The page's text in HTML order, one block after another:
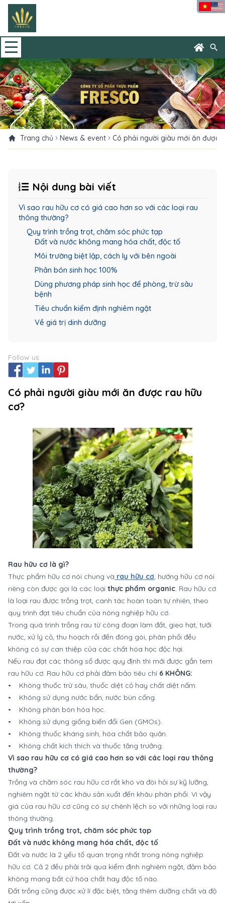
search
Trang chủ News & event Có phải người giàu mới ăn được
Nội dung bài viết
Vì sao rau hữu cơ có giá cao hơn so với các loại rau
thông thường?
Quy trình trồng trọt, chăm sóc phức tạp
Đất và nước không mang hóa chất, độc tố
Môi trường biệt lập, cách ly với bên ngoài
Phân bón sinh học 100%
Dùng phương pháp sinh học để phòng, trừ sâu
bệnh
Tiêu chuẩn kiểm định nghiêm ngặt
Về giá trị dinh dưỡng
Follow us
Có phải người giàu mới ăn được rau hữu
cơ?
Rau hữu cơ là gì?
Thực phẩm hữu cơ nói chung và rau hữu cơ, hướng hữu cơ nói
riêng còn được gọi là các loại thực phẩm organic. Rau hữu cơ
là loại rau được trồng trọt, canh tác hoàn toàn tự nhiên, theo
quy trình đạt tiêu chuẩn của nông nghiệp hữu cơ.
Trong quá trình trồng rau từ công đoạn làm đất, gieo hạt, tưới
nước, xử lý cỏ, thu hoạch rồi đến đóng gói, phân phối đều
không có sự can thiệp của các chất hóa học độc hại.
Nếu rau đạt các thông số được quy định thì mới được gắn tem
rau hữu cơ. Rau hữu cơ phải đảm bảo tiêu chí 6 KHÔNG:
• Không thuốc trừ sâu, thuốc diệt cỏ hay chất diệt nấm.
• Không sử dụng nước bẩn, nước bùn cống.
• Không phân bón hóa học.
• Không sử dụng giống biến đổi Gen (GMOs).
• Không thuốc kháng sinh, hóa chất bảo quản.
• Không chất kích thích và thuốc tăng trưởng.
Vì sao rau hữu cơ có giá cao hơn so với các loại rau thông
thường?
Trồng và chăm sóc rau hữu cơ rất khó và đòi hỏi sự kỹ lưỡng,
nghiêm ngặt từ các khâu sản xuất đến khâu phân phối. Vì vậy
giá của rau hữu cơ cũng có sự chênh lệch so với những loại rau
thông thường.
Quy trình trồng trọt, chăm sóc phức tạp
Đất và nước không mang hóa chất, độc tố
Đất và nước là 2 yếu tố quan trọng nhất trong nông nghiệp
hữu cơ. Cả 2 đều phải trải qua kiểm định nghiêm ngặt, đảm bảo
không mang bất cứ hóa chất hay độc tố nào.
Đất trồng cũng được xử lí đặc biệt, tăng thêm dưỡng chất và độ